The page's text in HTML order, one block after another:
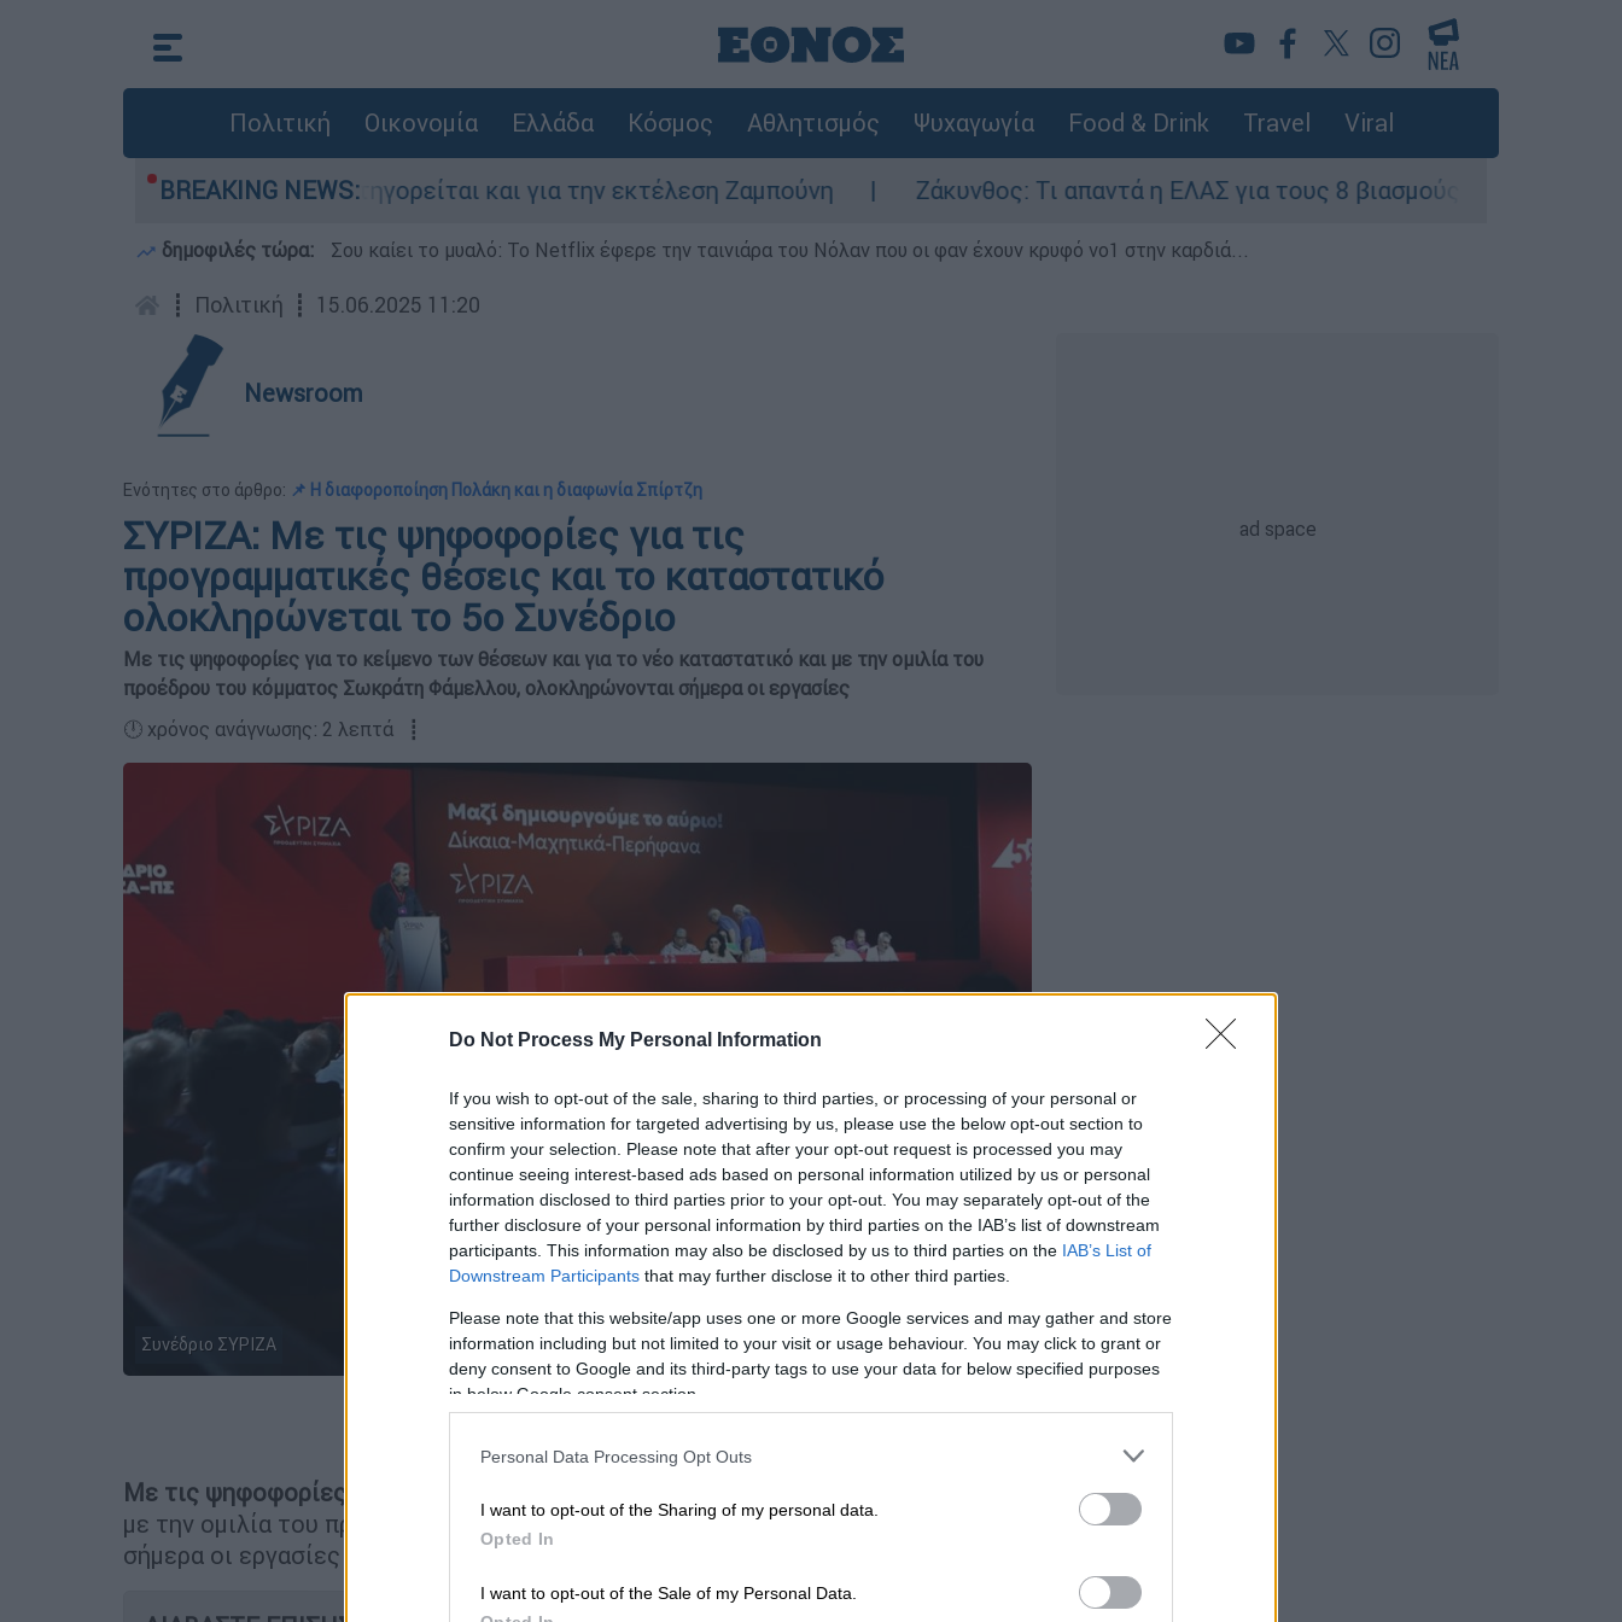
Do Not Process My Personal Information
If you wish to opt-out of the sale, sharing to third parties, or processing of your personal or
sensitive information for targeted advertising by us, please use the below opt-out section to
confirm your selection. Please note that after your opt-out request is processed you may
continue seeing interest-based ads based on personal information utilized by us or personal
information disclosed to third parties prior to your opt-out. You may separately opt-out of the
further disclosure of your personal information by third parties on the IAB’s list of downstream
participants. This information may also be disclosed by us to third parties on the IAB’s List of
Downstream Participants that may further disclose it to other third parties.
Please note that this website/app uses one or more Google services and may gather and store
information including but not limited to your visit or usage behaviour. You may click to grant or
deny consent to Google and its third-party tags to use your data for below specified purposes
in below Google consent section.
Personal Data Processing Opt Outs
I want to opt-out of the Sharing of my personal data.
Opted In
I want to opt-out of the Sale of my Personal Data.
Πολιτική Οικονομία Ελλάδα Κόσμος Αθλητισμός Ψυχαγωγία Food & Drink Travel Viral
BREAKING NEWS:
στην Ελλάδα - Κατηγορείται και για την εκτέλεση Ζαμπούνη Ζάκυνθος: Τι απαντά η ΕΛΑΣ για τους 8 βιασμούς τουριστριών - «Μόνο
δημοφιλές τώρα: Σου καίει το μυαλό: Το Netflix έφερε την ταινιάρα του Νόλαν που οι φαν έχουν κρυφό νο1 στην καρδιά...
┋ Πολιτική ┋ 15.06.2025 11:20
Newsroom
Ενότητες στο άρθρο: 📌 Η διαφοροποίηση Πολάκη και η διαφωνία Σπίρτζη
ΣΥΡΙΖΑ: Με τις ψηφοφορίες για τις
προγραμματικές θέσεις και το καταστατικό
ολοκληρώνεται το 5ο Συνέδριο
Με τις ψηφοφορίες για το κείμενο των θέσεων και για το νέο καταστατικό και με την ομιλία του
προέδρου του κόμματος Σωκράτη Φάμελλου, ολοκληρώνονται σήμερα οι εργασίες
🕛 χρόνος ανάγνωσης: 2 λεπτά ┋
Συνέδριο ΣΥΡΙΖΑ
Με τις ψηφοφορίες
με την ομιλία του προέδρου του κόμματος Σωκράτη Φάμελλου, ολοκληρώνονται
σήμερα οι εργασίες του τετραήμερου 5ου Συνεδρίου του